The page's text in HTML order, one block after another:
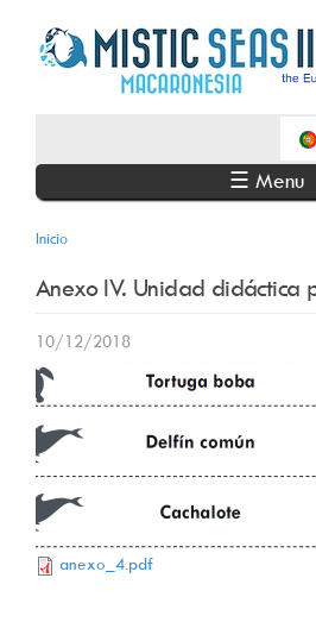
☰ Menu
Inicio
Anexo IV. Unidad didáctica
10/12/2018
anexo_4.pdf